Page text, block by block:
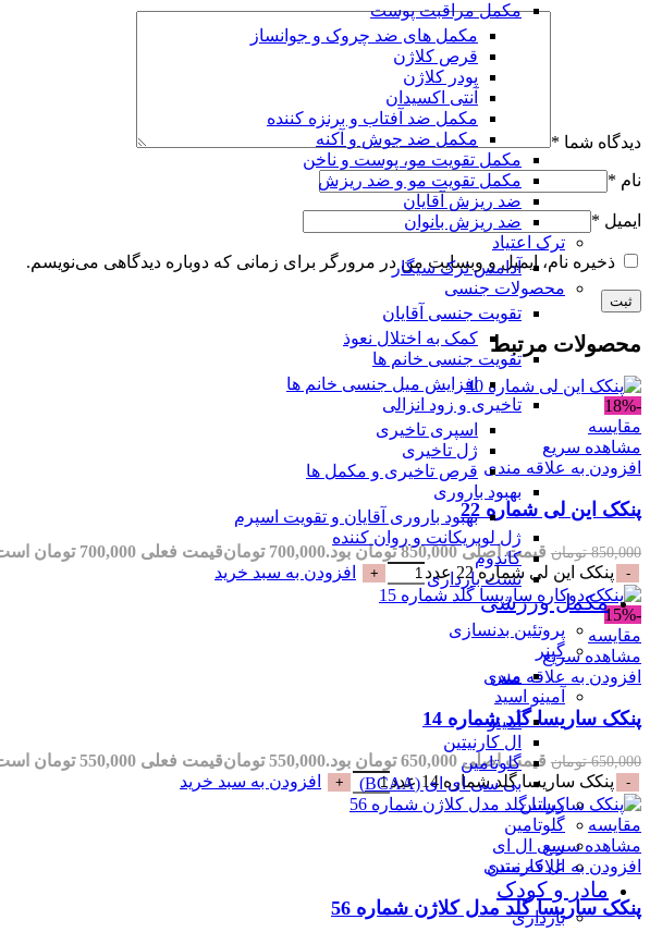
مکمل مراقبت پوست
مکمل های ضد چروک و جوانساز
قرص کلاژن
پودر کلاژن
آنتی اکسیدان
مکمل ضد آفتاب و برنزه کننده
مکمل ضد جوش و آکنه
مکمل تقویت مو، پوست و ناخن
مکمل تقویت مو و ضد ریزش
ضد ریزش آقایان
ضد ریزش بانوان
ترک اعتیاد
آدامس ترک سیگار
محصولات جنسی
تقویت جنسی آقایان
کمک به اختلال نعوذ
تقویت جنسی خانم ها
افزایش میل جنسی خانم ها
تاخیری و زود انزالی
اسپری تاخیری
ژل تاخیری
قرص تاخیری و مکمل ها
بهبود باروری
بهبود باروری آقایان و تقویت اسپرم
ژل لوبریکانت و روان کننده
کاندوم
تست بارداری
مکمل ورزشی
پروتئین بدنسازی
گینر
مس
آمینو اسید
آمینو
ال کارنیتین
گلوتامین
بی سی ای ای (BCAA)
کراتین
گلوتامین
سی ال ای
ال کارنیتین
مادر و کودک
بارداری
دیدگاه شما *
نام *
ایمیل *
ذخیره نام، ایمیل و وبسایت من در مرورگر برای زمانی که دوباره دیدگاهی می‌نویسم.
محصولات مرتبط
-18%
مقایسه
مشاهده سریع
افزودن به علاقه مندی
پنکک این لی شماره 22
850,000 تومان قیمت اصلی 850,000 تومان بود. 700,000 تومانقیمت فعلی 700,000 تومان است.
پنکک این لی شماره 22 عدد
افزودن به سبد خرید
-15%
مقایسه
مشاهده سریع
افزودن به علاقه مندی
پنکک ساریسا گلد شماره 14
650,000 تومان قیمت اصلی 650,000 تومان بود. 550,000 تومانقیمت فعلی 550,000 تومان است.
پنکک ساریسا گلد شماره 14 عدد
افزودن به سبد خرید
مقایسه
مشاهده سریع
افزودن به علاقه مندی
پنکک ساریسا گلد مدل کلاژن شماره 56